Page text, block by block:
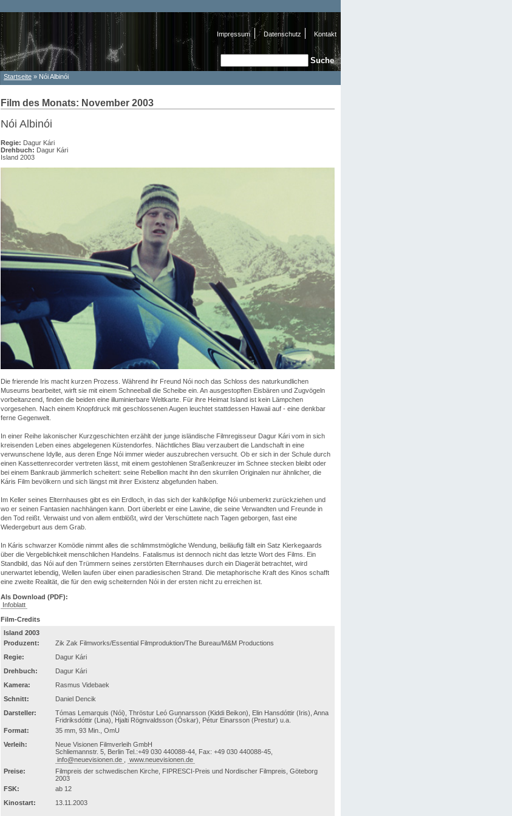
Impressum Datenschutz Kontakt
Suchformular
Sie sind hier
Startseite » Nói Albinói
Film des Monats: November 2003
Nói Albinói
Regie: Dagur Kári
Drehbuch: Dagur Kári
Island 2003
Die frierende Iris macht kurzen Prozess. Während ihr Freund Nói noch das Schloss des naturkundlichen
Museums bearbeitet, wirft sie mit einem Schneeball die Scheibe ein. An ausgestopften Eisbären und Zugvögeln
vorbeitanzend, finden die beiden eine illuminierbare Weltkarte. Für ihre Heimat Island ist kein Lämpchen
vorgesehen. Nach einem Knopfdruck mit geschlossenen Augen leuchtet stattdessen Hawaii auf - eine denkbar
ferne Gegenwelt.
In einer Reihe lakonischer Kurzgeschichten erzählt der junge isländische Filmregisseur Dagur Kári vom in sich
kreisenden Leben eines abgelegenen Küstendorfes. Nächtliches Blau verzaubert die Landschaft in eine
verwunschene Idylle, aus deren Enge Nói immer wieder auszubrechen versucht. Ob er sich in der Schule durch
einen Kassettenrecorder vertreten lässt, mit einem gestohlenen Straßenkreuzer im Schnee stecken bleibt oder
bei einem Bankraub jämmerlich scheitert: seine Rebellion macht ihn den skurrilen Originalen nur ähnlicher, die
Káris Film bevölkern und sich längst mit ihrer Existenz abgefunden haben.
Im Keller seines Elternhauses gibt es ein Erdloch, in das sich der kahlköpfige Nói unbemerkt zurückziehen und
wo er seinen Fantasien nachhängen kann. Dort überlebt er eine Lawine, die seine Verwandten und Freunde in
den Tod reißt. Verwaist und von allem entblößt, wird der Verschüttete nach Tagen geborgen, fast eine
Wiedergeburt aus dem Grab.
In Káris schwarzer Komödie nimmt alles die schlimmstmögliche Wendung, beiläufig fällt ein Satz Kierkegaards
über die Vergeblichkeit menschlichen Handelns. Fatalismus ist dennoch nicht das letzte Wort des Films. Ein
Standbild, das Nói auf den Trümmern seines zerstörten Elternhauses durch ein Diagerät betrachtet, wird
unerwartet lebendig, Wellen laufen über einen paradiesischen Strand. Die metaphorische Kraft des Kinos schafft
eine zweite Realität, die für den ewig scheiternden Nói in der ersten nicht zu erreichen ist.
Als Download (PDF):
Infoblatt
Film-Credits
Island 2003
Produzent:
Zik Zak Filmworks/Essential Filmproduktion/The Bureau/M&M Productions
Regie:
Dagur Kári
Drehbuch:
Dagur Kári
Kamera:
Rasmus Videbaek
Schnitt:
Daniel Dencik
Darsteller:
Tómas Lemarquis (Nói), Thröstur Leó Gunnarsson (Kiddi Beikon), Elin Hansdóttir (Iris), Anna
Fridriksdóttir (Lina), Hjalti Rögnvaldsson (Óskar), Pétur Einarsson (Prestur) u.a.
Format:
35 mm, 93 Min., OmU
Verleih:
Neue Visionen Filmverleih GmbH
Schliemannstr. 5, Berlin Tel.:+49 030 440088-44, Fax: +49 030 440088-45,
info@neuevisionen.de
www.neuevisionen.de
Preise:
Filmpreis der schwedischen Kirche, FIPRESCI-Preis und Nordischer Filmpreis, Göteborg
2003
FSK:
ab 12
Kinostart:
13.11.2003